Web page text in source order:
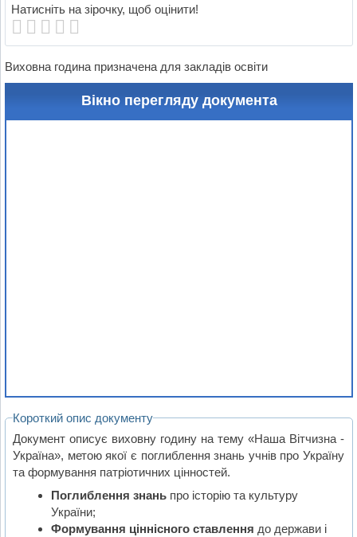
Натисніть на зірочку, щоб оцінити!
Виховна година призначена для закладів освіти
Вікно перегляду документа
Короткий опис документу
Документ описує виховну годину на тему «Наша Вітчизна -
Україна», метою якої є поглиблення знань учнів про Україну
та формування патріотичних цінностей.
Поглиблення знаньпро історію та культуру
України;
Формування ціннісного ставлення до держави і